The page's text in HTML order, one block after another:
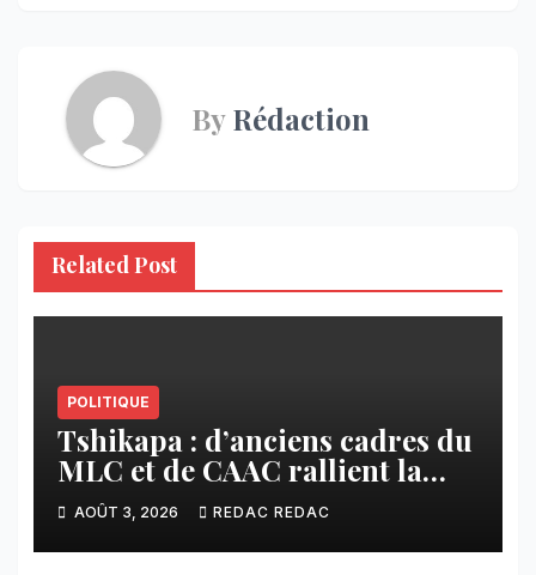
ByRédaction
Related Post
POLITIQUE
Tshikapa : d’anciens cadres du
MLC et de CAAC rallient la
Dynamique pour la
Transformation du Congo
AOÛT 3, 2026 REDAC REDAC